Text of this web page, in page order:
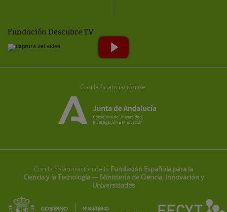
Fundación Descubre TV
Con la financiación de:
Con la colaboración de la Fundación Española para la
Ciencia y la Tecnología — Ministerio de Ciencia, Innovación y
Universidades